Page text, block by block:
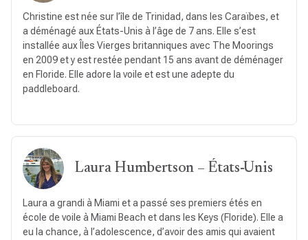
Christine est née sur l’île de Trinidad, dans les Caraïbes, et
a déménagé aux États-Unis à l’âge de 7 ans. Elle s’est
installée aux Îles Vierges britanniques avec The Moorings
en 2009 et y est restée pendant 15 ans avant de déménager
en Floride. Elle adore la voile et est une adepte du
paddleboard.
Laura Humbertson – États-Unis
Laura a grandi à Miami et a passé ses premiers étés en
école de voile à Miami Beach et dans les Keys (Floride). Elle a
eu la chance, à l’adolescence, d’avoir des amis qui avaient